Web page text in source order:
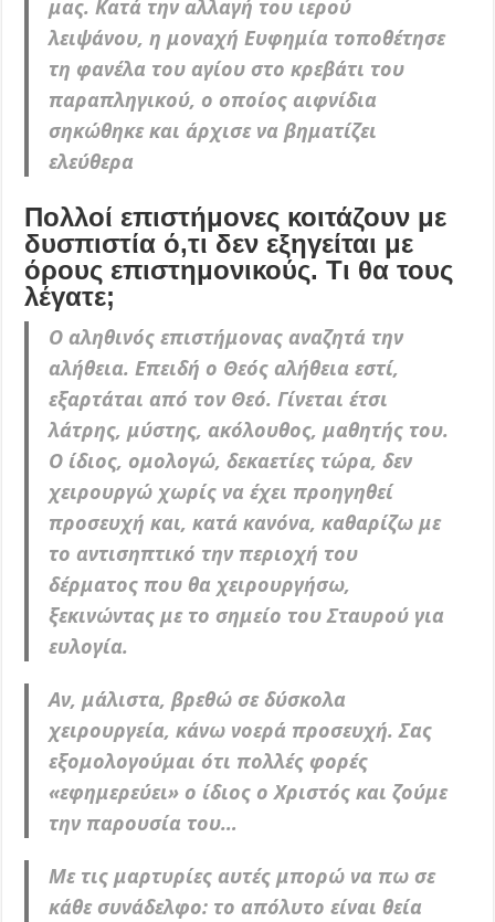
μας. Κατά την αλλαγή του ιερού
λειψάνου, η μοναχή Ευφημία τοποθέτησε
τη φανέλα του αγίου στο κρεβάτι του
παραπληγικού, ο οποίος αιφνίδια
σηκώθηκε και άρχισε να βηματίζει
ελεύθερα
Πολλοί επιστήμονες κοιτάζουν με
δυσπιστία ό,τι δεν εξηγείται με
όρους επιστημονικούς. Τι θα τους
λέγατε;
Ο αληθινός επιστήμονας αναζητά την
αλήθεια. Επειδή ο Θεός αλήθεια εστί,
εξαρτάται από τον Θεό. Γίνεται έτσι
λάτρης, μύστης, ακόλουθος, μαθητής του.
Ο ίδιος, ομολογώ, δεκαετίες τώρα, δεν
χειρουργώ χωρίς να έχει προηγηθεί
προσευχή και, κατά κανόνα, καθαρίζω με
το αντισηπτικό την περιοχή του
δέρματος που θα χειρουργήσω,
ξεκινώντας με το σημείο του Σταυρού για
ευλογία.
Αν, μάλιστα, βρεθώ σε δύσκολα
χειρουργεία, κάνω νοερά προσευχή. Σας
εξομολογούμαι ότι πολλές φορές
«εφημερεύει» ο ίδιος ο Χριστός και ζούμε
την παρουσία του…
Με τις μαρτυρίες αυτές μπορώ να πω σε
κάθε συνάδελφο: το απόλυτο είναι θεία